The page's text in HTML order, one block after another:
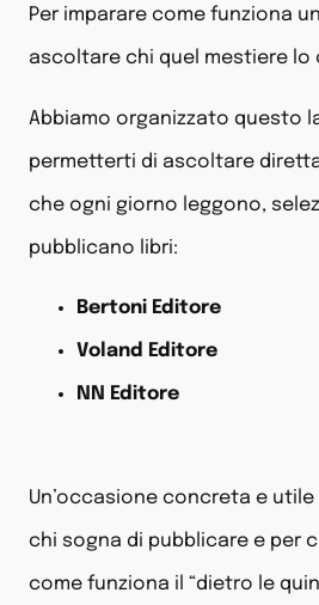
Per imparare come funziona
ascoltare chi quel mestiere lo
Abbiamo organizzato questo
permetterti di ascoltare
che ogni giorno leggono,
pubblicano libri:
Bertoni Editore
Voland Editore
NN Editore
Un’occasione concreta e
chi sogna di pubblicare e per
come funziona il “dietro le